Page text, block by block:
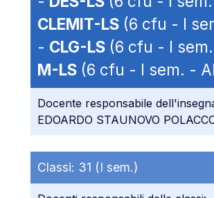
CLEMIT-LS (6 cfu - I
- CLG-LS (6 cfu - I
M-LS (6 cfu - I sem. -
Docente responsabile
EDOARDO STAUNOVO
Classi: 31 (I sem.)